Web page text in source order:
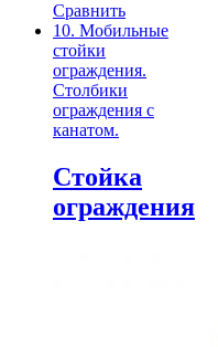
Сравнить
10. Мобильные
стойки
ограждения.
Столбики
ограждения с
канатом.
Стойка
ограждения